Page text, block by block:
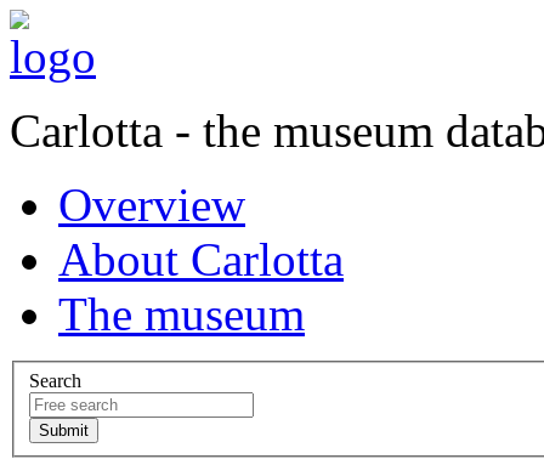
Carlotta - the museum
Overview
About Carlotta
The museum
Search